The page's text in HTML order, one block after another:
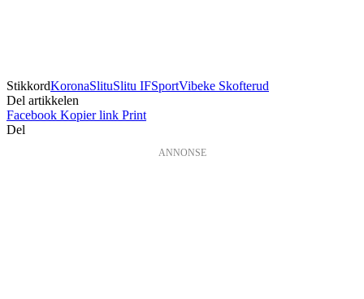
StikkordKoronaSlituSlitu IFSportVibeke Skofterud
Del artikkelen
Facebook Kopier link Print
Del
ANNONSE